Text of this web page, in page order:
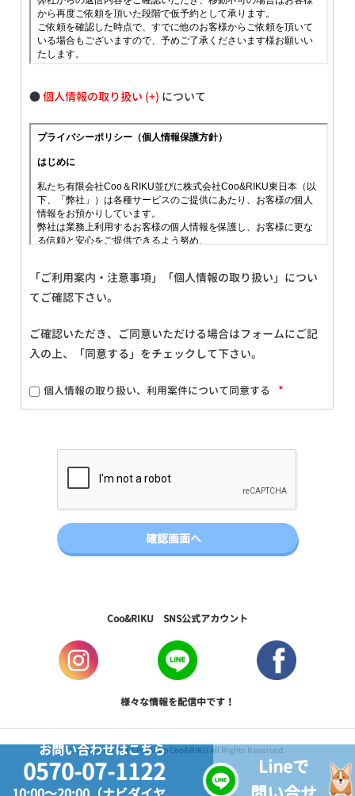
●個人情報の取り扱い について
「ご利用案内・注意事項」「個人情報の取り扱い」につい
てご確認下さい。
ご確認いただき、ご同意いただける場合はフォームにご記
入の上、「同意する」をチェックして下さい。
個人情報の取り扱い、利用案件について同意する *
お問い合わせはこちら
0570-07-1122
Lineで
Coo&RIKU SNS公式アカウント
様々な情報を配信中です！
Copyright © 2017 PetShop Coo&RIKU All Rights Reserved.